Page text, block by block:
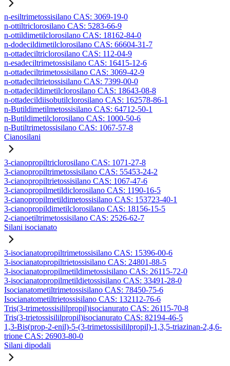
n-esiltrimetossisilano CAS: 3069-19-0
n-ottiltriclorosilano CAS: 5283-66-9
n-ottildimetilclorosilano CAS: 18162-84-0
n-dodecildimetilclorosilano CAS: 66604-31-7
n-ottadeciltriclorosilano CAS: 112-04-9
n-esadeciltrimetossisilano CAS: 16415-12-6
n-ottadeciltrimetossisilano CAS: 3069-42-9
n-ottadeciltrietossisilano CAS: 7399-00-0
n-ottadecildimetilclorosilano CAS: 18643-08-8
n-ottadecildiisobutilclorosilano CAS: 162578-86-1
n-Butildimetilmetossisilano CAS: 64712-50-1
n-Butildimetilclorosilano CAS: 1000-50-6
n-Butiltrimetossisilano CAS: 1067-57-8
Cianosilani
3-cianopropiltriclorosilano CAS: 1071-27-8
3-cianopropiltrimetossisilano CAS: 55453-24-2
3-cianopropiltrietossisilano CAS: 1067-47-6
3-cianopropilmetildiclorosilano CAS: 1190-16-5
3-cianopropilmetildimetossisilano CAS: 153723-40-1
3-cianopropildimetilclorosilano CAS: 18156-15-5
2-cianoetiltrimetossisilano CAS: 2526-62-7
Silani isocianato
3-isocianatopropiltrimetossisilano CAS: 15396-00-6
3-isocianatopropiltrietossisilano CAS: 24801-88-5
3-isocianatopropilmetildimetossisilano CAS: 26115-72-0
3-isocianatopropilmetildietossisilano CAS: 33491-28-0
Isocianatometiltrimetossisilano CAS: 78450-75-6
Isocianatometiltrietossisilano CAS: 132112-76-6
Tris(3-trimetossisililpropil)isocianurato CAS: 26115-70-8
Tris(3-trietossisililpropil)isocianurato CAS: 82194-46-5
1,3-Bis(prop-2-enil)-5-(3-trimetossisililpropil)-1,3,5-triazinan-2,4,6-
trione CAS: 26903-80-0
Silani dipodali